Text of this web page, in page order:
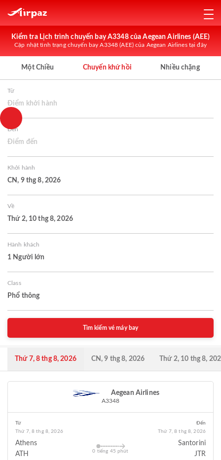
Kiểm tra Lịch trình chuyến bay A3348 của Aegean Airlines (AEE)
Cập nhật tình trạng chuyến bay A3348 (AEE) của Aegean Airlines tại đây
Một Chiều Chuyến khứ hồi Nhiều chặng
Từ
Điểm khởi hành
Đến
Điểm đến
Khởi hành
CN, 9 thg 8, 2026
Về
Thứ 2, 10 thg 8, 2026
Hành khách
1 Người lớn
Class
Phổ thông
Tìm kiếm vé máy bay
Thứ 7, 8 thg 8, 2026 CN, 9 thg 8, 2026 Thứ 2, 10 thg 8,
Aegean Airlines
A3348
Từ
Thứ 7, 8 thg 8, 2026
Athens
ATH
0 tiếng 45 phút
Đến
Thứ 7, 8 thg 8, 2026
Santorini
JTR